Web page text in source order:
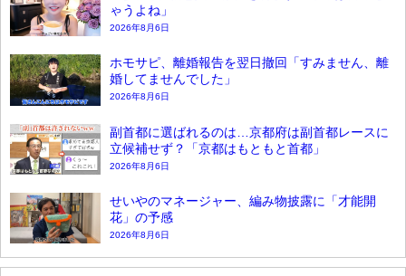
ゃうよね」
2026年8月6日
ホモサピ、離婚報告を翌日撤回「すみません、離
婚してませんでした」
2026年8月6日
副首都に選ばれるのは…京都府は副首都レースに
立候補せず？「京都はもともと首都」
2026年8月6日
せいやのマネージャー、編み物披露に「才能開
花」の予感
2026年8月6日